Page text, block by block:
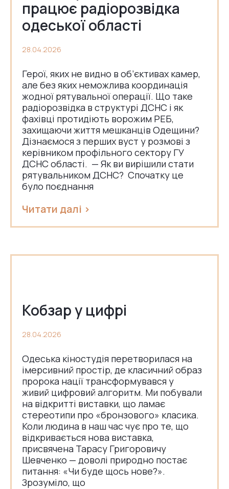
працює радіорозвідка
одеської області
28.04.2026
Герої, яких не видно в об’єктивах камер,
але без яких неможлива координація
жодної рятувальної операції. Що таке
радіорозвідка в структурі ДСНС і як
фахівці протидіють ворожим РЕБ,
захищаючи життя мешканців Одещини?
Дізнаємося з перших вуст у розмові з
керівником профільного сектору ГУ
ДСНС області. — Як ви вирішили стати
рятувальником ДСНС? Спочатку це
було поєднання
Читати далі >
Кобзар у цифрі
28.04.2026
Одеська кіностудія перетворилася на
імерсивний простір, де класичний образ
пророка нації трансформувався у
живий цифровий алгоритм. Ми побували
на відкритті виставки, що ламає
стереотипи про «бронзового» класика.
Коли людина в наш час чує про те, що
відкривається нова виставка,
присвячена Тарасу Григоровичу
Шевченко — доволі природно постає
питання: «Чи буде щось нове?».
Зрозуміло, що